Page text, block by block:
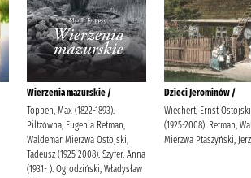
Wierzenia mazurskie /
Töppen, Max (1822-1893).
Piltzówna, Eugenia Retman,
Waldemar Mierzwa Ostojski,
Tadeusz (1925-2008). Szyfer, Anna
(1931- ). Ogrodziński, Władysław
Dzieci Jerominów /
Wiechert, Ernst
(1925-2008). Retman,
Mierzwa Ptaszyński,